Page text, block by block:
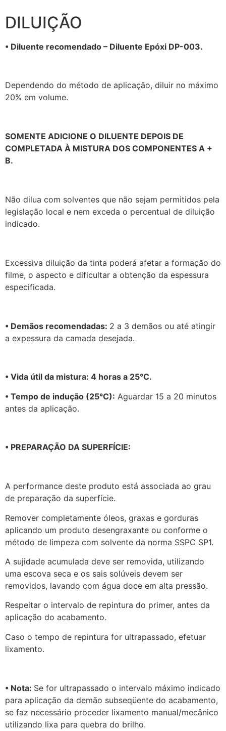
DILUIÇÃO
• Diluente recomendado – Diluente Epóxi DP-003.
Dependendo do método de aplicação, diluir no máximo
20% em volume.
SOMENTE ADICIONE O DILUENTE DEPOIS DE
COMPLETADA À MISTURA DOS COMPONENTES A +
B.
Não dilua com solventes que não sejam permitidos pela
legislação local e nem exceda o percentual de diluição
indicado.
Excessiva diluição da tinta poderá afetar a formação do
filme, o aspecto e dificultar a obtenção da espessura
especificada.
• Demãos recomendadas: 2 a 3 demãos ou até atingir
a expessura da camada desejada.
• Vida útil da mistura: 4 horas a 25°C.
• Tempo de indução (25°C): Aguardar 15 a 20 minutos
antes da aplicação.
• PREPARAÇÃO DA SUPERFÍCIE:
A performance deste produto está associada ao grau
de preparação da superfície.
Remover completamente óleos, graxas e gorduras
aplicando um produto desengraxante ou conforme o
método de limpeza com solvente da norma SSPC SP1.
A sujidade acumulada deve ser removida, utilizando
uma escova seca e os sais solúveis devem ser
removidos, lavando com água doce em alta pressão.
Respeitar o intervalo de repintura do primer, antes da
aplicação do acabamento.
Caso o tempo de repintura for ultrapassado, efetuar
lixamento.
• Nota: Se for ultrapassado o intervalo máximo indicado
para aplicação da demão subseqüente do acabamento,
se faz necessário proceder lixamento manual/mecânico
utilizando lixa para quebra do brilho.